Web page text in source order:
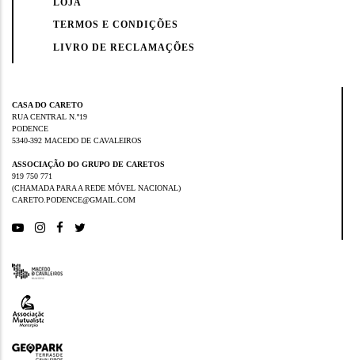
LOJA
TERMOS E CONDIÇÕES
LIVRO DE RECLAMAÇÕES
CASA DO CARETO
RUA CENTRAL N.º19
PODENCE
5340-392 MACEDO DE CAVALEIROS
ASSOCIAÇÃO DO GRUPO DE CARETOS
919 750 771
(CHAMADA PARA A REDE MÓVEL NACIONAL)
CARETO.PODENCE@GMAIL.COM